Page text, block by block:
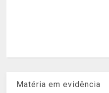
Matéria em evidência